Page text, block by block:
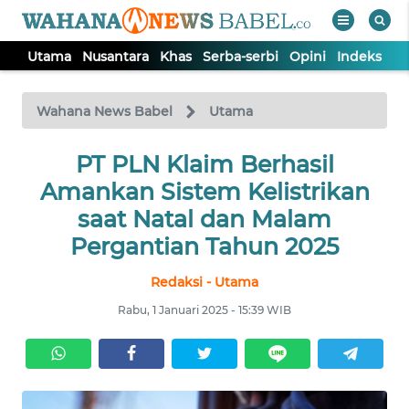
Utama Nusantara Khas Serba-serbi Opini Indeks
Wahana News Babel Utama
PT PLN Klaim Berhasil
Amankan Sistem Kelistrikan
saat Natal dan Malam
Pergantian Tahun 2025
Redaksi - Utama
Rabu, 1 Januari 2025 - 15:39 WIB
TV
Tutup
NUSANTARA
SERBI
OPINI